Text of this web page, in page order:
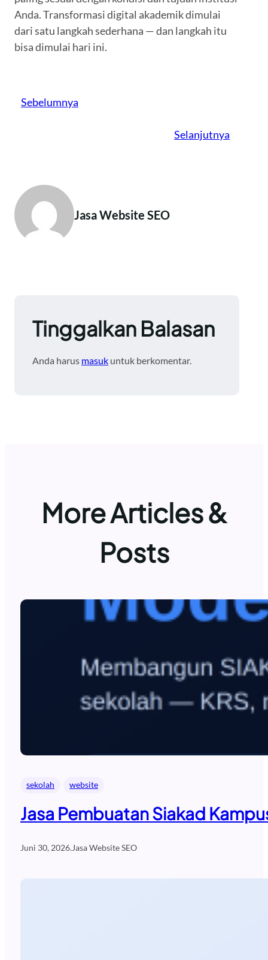
Anda. Transformasi digital akademik dimulai
dari satu langkah sederhana — dan langkah itu
bisa dimulai hari ini.
Sebelumnya
Selanjutnya
Jasa Website SEO
Tinggalkan Balasan
Anda harus masuk untuk berkomentar.
More Articles &
Posts
sekolah website
Jasa Pembuatan Siakad
Juni 30, 2026.Jasa Website SEO